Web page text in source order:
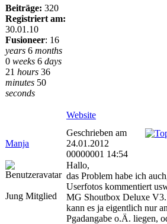
Beiträge: 320
Registriert am:
30.01.10
Fusioneer: 16
years 6 months
0 weeks 6 days
21 hours 36
minutes 50
seconds
Website
Manja
Geschrieben am
24.01.2012
00000001 14:54
Jung Mitglied
Hallo,
das Problem habe ich
Userfotos kommentiert
MG Shoutbox Deluxe
kann es ja eigentlich nur
Pgadangabe o.Ä. liegen,